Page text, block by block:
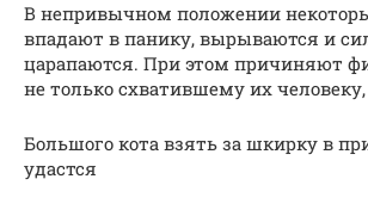
В непривычном положении
впадают в панику, вырываются и
царапаются. При этом причиняют
не только схватившему их человеку,
Большого кота взять за шкирку в
удастся